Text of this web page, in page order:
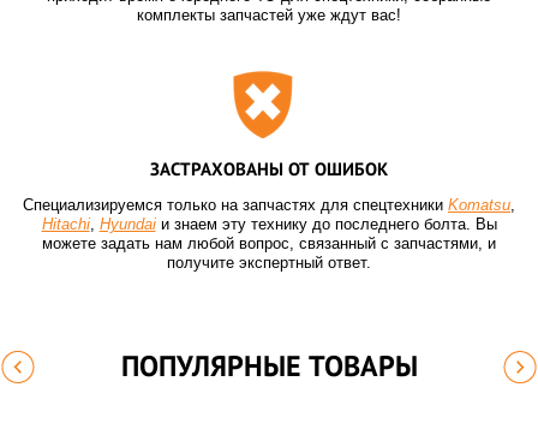
комплекты запчастей уже ждут вас!
ЗАСТРАХОВАНЫ ОТ ОШИБОК
Специализируемся только на запчастях для спецтехники Komatsu,
Hitachi, Hyundaiи знаем эту технику до последнего болта. Вы
можете задать нам любой вопрос, связанный с запчастями, и
получите экспертный ответ.
ПОПУЛЯРНЫЕ ТОВАРЫ